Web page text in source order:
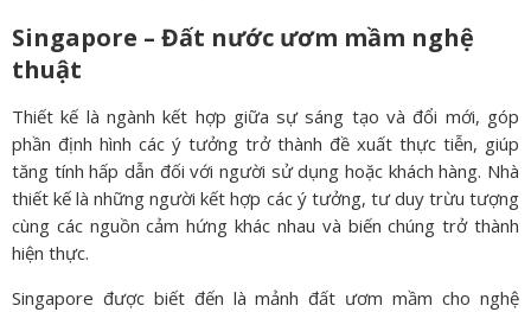
Singapore – Đất nước ươm mầm nghệ
thuật
Thiết kế là ngành kết hợp giữa sự sáng tạo và đổi mới, góp
phần định hình các ý tưởng trở thành đề xuất thực tiễn, giúp
tăng tính hấp dẫn đối với người sử dụng hoặc khách hàng. Nhà
thiết kế là những người kết hợp các ý tưởng, tư duy trừu tượng
cùng các nguồn cảm hứng khác nhau và biến chúng trở thành
hiện thực.
Singapore được biết đến là mảnh đất ươm mầm cho nghệ